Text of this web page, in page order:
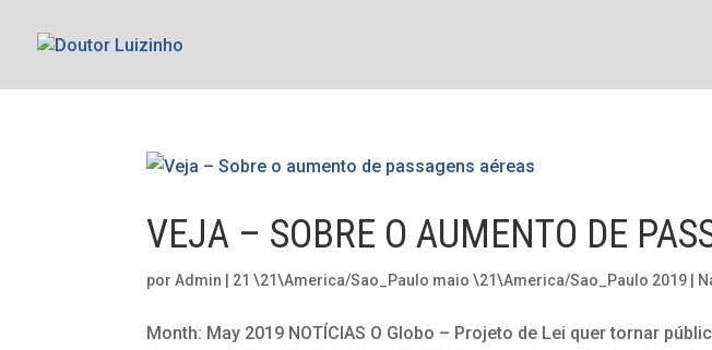
VEJA – SOBRE O AUMENTO DE
porAdmin 21 \21\America/Sao_Paulo maio \21\America/Sao_Paulo 2019
Month: May 2019 NOTÍCIAS O Globo – Projeto de Lei quer tornar